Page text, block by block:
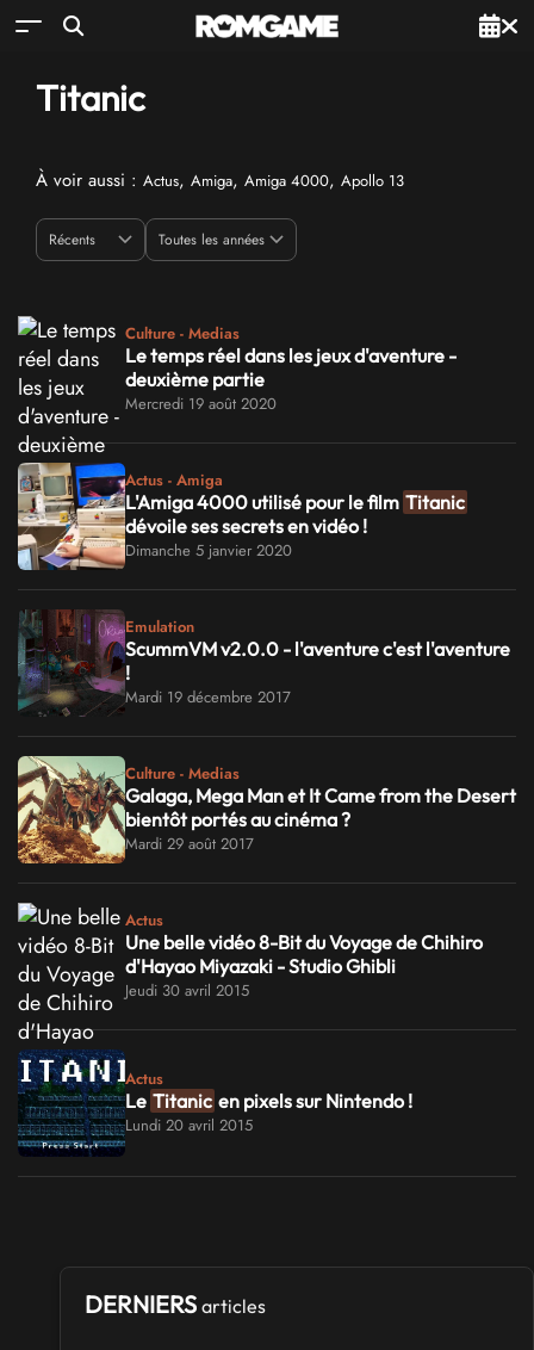
Titanic
À voir aussi : Actus, Amiga, Amiga 4000, Apollo 13
Culture - Medias
Le temps réel dans les jeux d'aventure -
deuxième partie
Mercredi 19 août 2020
Actus - Amiga
L'Amiga 4000 utilisé pour le film Titanic
dévoile ses secrets en vidéo !
Dimanche 5 janvier 2020
Emulation
ScummVM v2.0.0 - l'aventure c'est l'aventure
!
Mardi 19 décembre 2017
Culture - Medias
Galaga, Mega Man et It Came from the Desert
bientôt portés au cinéma ?
Mardi 29 août 2017
Actus
Une belle vidéo 8-Bit du Voyage de Chihiro
d'Hayao Miyazaki - Studio Ghibli
Jeudi 30 avril 2015
Actus
Le Titanic en pixels sur Nintendo !
Lundi 20 avril 2015
DERNIERS articles